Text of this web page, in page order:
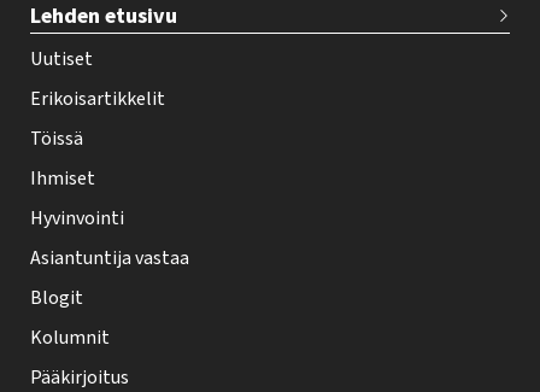
e
h
y
-
e
h
t
i
f
o
Lehden etusivu
Uutiset
Erikoisartikkelit
Töissä
Ihmiset
Hyvinvointi
Asiantuntija vastaa
Blogit
Kolumnit
Pääkirjoitus